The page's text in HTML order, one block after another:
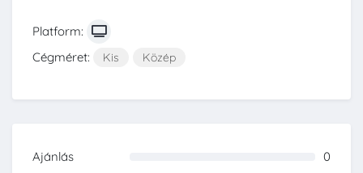
Platform:
Cégméret:
Kis Közép
Ajánlás
0